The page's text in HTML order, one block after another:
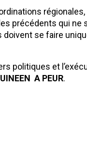
précédents qui ne
se faire
politiques et
A PEUR.